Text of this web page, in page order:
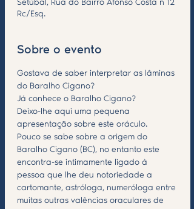
Setúbal, Rua do Bairro Afonso Costa n 12
Rc/Esq.
Sobre o evento
Gostava de saber interpretar as lâminas
do Baralho Cigano?
Já conhece o Baralho Cigano?
Deixo-lhe aqui uma pequena
apresentação sobre este oráculo.
Pouco se sabe sobre a origem do
Baralho Cigano (BC), no entanto este
encontra-se intimamente ligado à
pessoa que lhe deu notoriedade a
cartomante, astróloga, numeróloga entre
muitas outras valências oraculares de